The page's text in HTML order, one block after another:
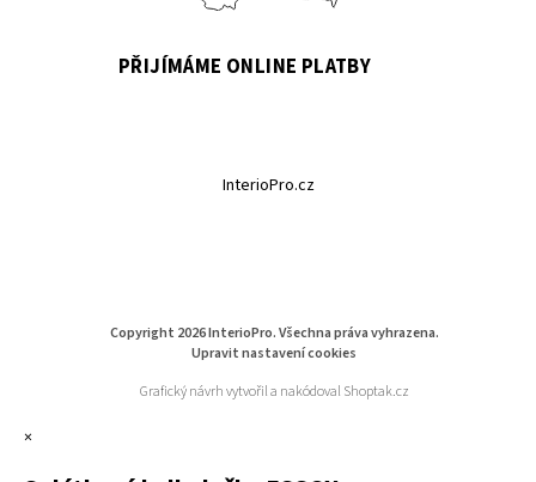
PŘIJÍMÁME ONLINE PLATBY
InterioPro.cz
Copyright 2026InterioPro. Všechna práva vyhrazena.
Upravit nastavení cookies
Grafický návrh vytvořil a nakódoval Shoptak.cz
×